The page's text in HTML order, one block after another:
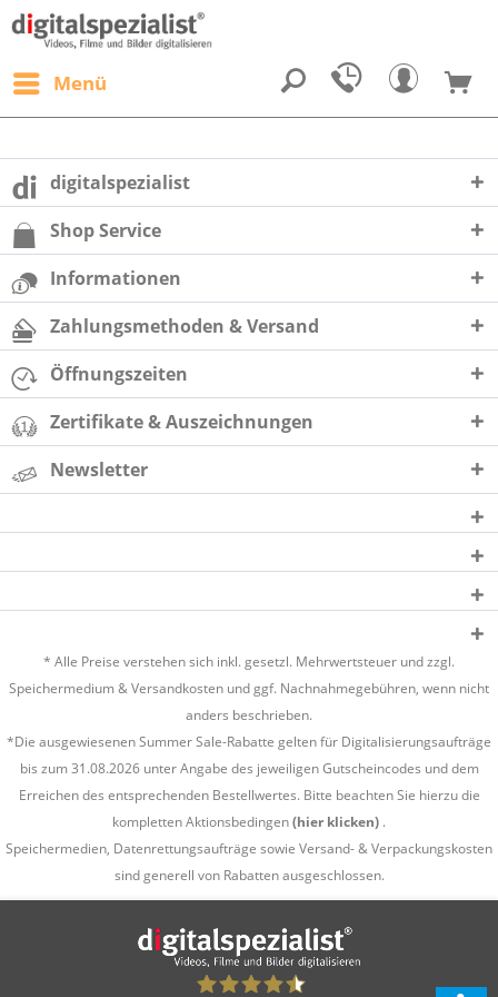
Menü
digitalspezialist
Shop Service
Informationen
Zahlungsmethoden & Versand
Öffnungszeiten
Zertifikate & Auszeichnungen
Newsletter
* Alle Preise verstehen sich inkl. gesetzl. Mehrwertsteuer und zzgl.
Speichermedium &Versandkosten und ggf. Nachnahmegebühren, wenn nicht
anders beschrieben.
*Die ausgewiesenen Summer Sale-Rabatte gelten für Digitalisierungsaufträge
bis zum 31.08.2026 unter Angabe des jeweiligen Gutscheincodes und dem
Erreichen des entsprechenden Bestellwertes. Bitte beachten Sie hierzu die
kompletten Aktionsbedingen(hier klicken) .
Speichermedien, Datenrettungsaufträge sowie Versand- & Verpackungskosten
sind generell von Rabatten ausgeschlossen.